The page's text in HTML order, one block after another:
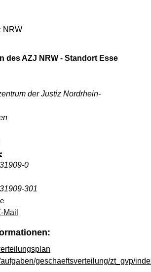
NRW
des AZJ NRW - Standort Esse
der Justiz Nordrhein-
0
301
Mail
geschaeftsverteilung/zt_gvp/